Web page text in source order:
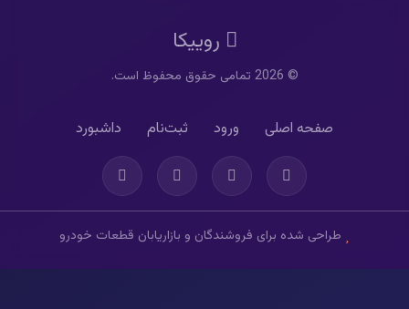
روییکا
© 2026 تمامی حقوق محفوظ است.
صفحه اصلی ورود ثبت‌نام داشبورد
طراحی شده برای فروشندگان و بازاریابان قطعات خودرو